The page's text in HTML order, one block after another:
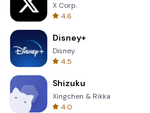
X Corp.
4.6
Disney+
Disney
4.5
Shizuku
Xingchen & Rikka
4.0